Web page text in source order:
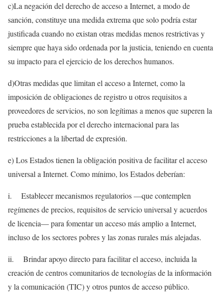
c)La negación del derecho de acceso a Internet, a modo de
sanción, constituye una medida extrema que solo podría estar
justificada cuando no existan otras medidas menos restrictivas y
siempre que haya sido ordenada por la justicia, teniendo en cuenta
su impacto para el ejercicio de los derechos humanos.
d)Otras medidas que limitan el acceso a Internet, como la
imposición de obligaciones de registro u otros requisitos a
proveedores de servicios, no son legítimas a menos que superen la
prueba establecida por el derecho internacional para las
restricciones a la libertad de expresión.
e) Los Estados tienen la obligación positiva de facilitar el acceso
universal a Internet. Como mínimo, los Estados deberían:
i. Establecer mecanismos regulatorios —que contemplen
regímenes de precios, requisitos de servicio universal y acuerdos
de licencia— para fomentar un acceso más amplio a Internet,
incluso de los sectores pobres y las zonas rurales más alejadas.
ii. Brindar apoyo directo para facilitar el acceso, incluida la
creación de centros comunitarios de tecnologías de la información
y la comunicación (TIC) y otros puntos de acceso público.